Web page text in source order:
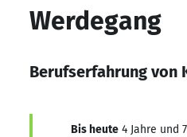
Werdegang
Berufserfahrung von
Bis heute 4 Jahre und